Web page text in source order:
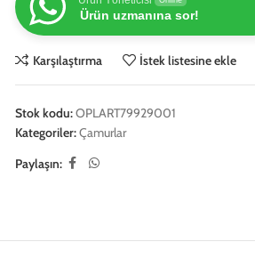
Ürün uzmanına sor!
Karşılaştırma İstek listesine ekle
Stok kodu:OPLART79929001
Kategoriler:Çamurlar
Paylaşın: